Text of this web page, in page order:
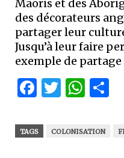
Maoris et des
des décorateurs
partager leur
Jusqu’à leur faire
exemple de
Facebook
Twitter
TAGS COLONISATION